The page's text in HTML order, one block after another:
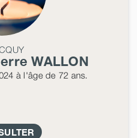
WALLON
à l'âge de 72 ans.